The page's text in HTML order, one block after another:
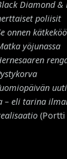
Diamond &
poliisit
onnen
yöjunassa
– eli tarina
(Portti